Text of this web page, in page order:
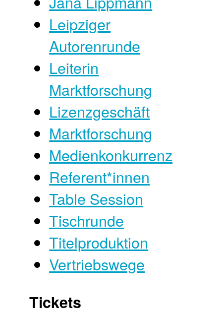
Leipziger
Autorenrunde
Leiterin
Marktforschung
Lizenzgeschäft
Marktforschung
Medienkonkurrenz
Referent*innen
Table Session
Tischrunde
Titelproduktion
Vertriebswege
Tickets